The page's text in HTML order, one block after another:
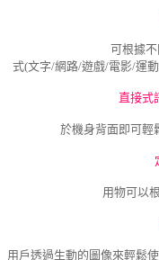
可根據
式(文字/網路/遊戲/電影/運
直接式
於機身背面即可輕
用物可以
用戶透過生動的圖像來輕鬆